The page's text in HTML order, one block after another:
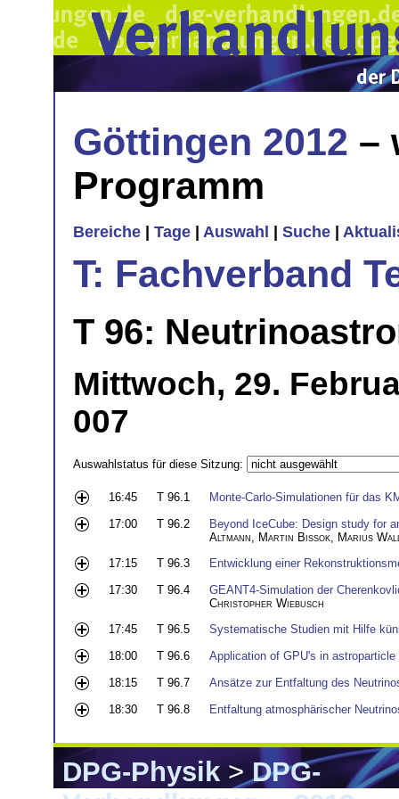
Göttingen 2012 –
Programm
Bereiche Tage Auswahl Suche
T: Fachverband
T 96:
Mittwoch, 29.
007
Auswahlstatus für diese Sitzung:
16:45 T 96.1
Monte-Carlo-Simulationen für das
17:00
T 96.2
Beyond IceCube: Design study for
Altmann
Martin Bissok Marius
17:15
T 96.3
Entwicklung einer
17:30
T 96.4
GEANT4-Simulation der
Christopher Wiebusch
17:45
T 96.5
Systematische Studien mit Hilfe
18:00
T 96.6
Application of GPU's in
18:15
T 96.7
Ansätze zur Entfaltung des
18:30
T 96.8 Entfaltung atmosphärischer
DPG-Physik>DPG-